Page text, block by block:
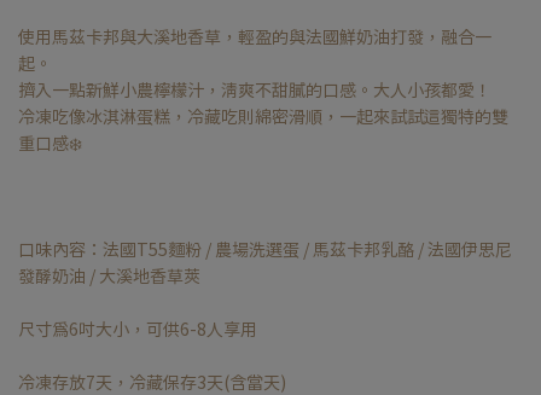
使用馬茲卡邦與大溪地香草，輕盈的與法國鮮奶油打發，融合一
起。
擠入一點新鮮小農檸檬汁，清爽不甜膩的口感。大人小孩都愛！
冷凍吃像冰淇淋蛋糕，冷藏吃則綿密滑順，一起來試試這獨特的雙
重口感❄️
口味內容：法國T55麵粉 / 農場洗選蛋 / 馬茲卡邦乳酪 / 法國伊思尼
發酵奶油 / 大溪地香草莢
尺寸為6吋大小，可供6-8人享用
冷凍存放7天，冷藏保存3天(含當天)